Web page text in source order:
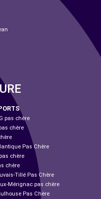
pas chère
chère
Pas Chère
chère
chère
Tillé Pas Chère
Mérignac pas chère
Pas Chère